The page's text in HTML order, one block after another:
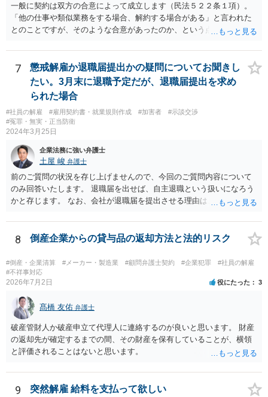
一般に契約は双方の合意によって成立します（民法５２２条１項）。
「他の仕事や類似業務をする場合、解約する場合がある」と言われた
とのことですが、そのような合意があったのか、という点を最初に確
ったのではないでしょうか。 また、フリーランスの方との取引で、
「紙の書面で契約締結を行っているのは全体の4割弱にとどまってい
る」との報告もあります（「フリーランス白書２０２０」）。「トラ
ブルが発生している取引の45.5%が口頭による契約締結であり、口約
束の横行がトラブルを生じやすくしている」とも。（同） 詳しくお話
を伺う必要がありますが、”言われた”ということで、もしかしたら書面
で契約を締結していないのかもしれません。契約書がないためにトラ
ブルが生じることは上記のとおり珍しくありません。 もし契約書がな
いようでしたら、ご自身の権利を守り義務の範囲を明確にするため、
契約書を作成することをお勧めします。 契約書の支援について、弁護
士にご相談されるのもお勧めです。
7
懲戒解雇か退職届提出かの疑問についてお聞きし
たい。3月末に退職予定だが、退職届提出を求め
られた場合
#社員の解雇 #雇用契約書・就業規則作成 #加害者
#示談交渉
#冤罪・無実・正当防衛
2024年3月25日
企業法務に強い弁護士
土屋 峻 弁護士
前のご質問の状況を存じ上げませんので、今回のご質問内容について
のみ回答いたします。 退職届を出せば、自主退職という扱いになろう
かと存じます。 なお、会社が退職届を提出させる理由は、後日解雇無
ったと体裁を整えるためであることが多いです。 ただ、実際に懲戒解
雇事由が認められそうなのであれば、穏便な形である自主退職をした
8 倒産企業からの貸与品の返却方法と法的リスク
#倒産・企業清算 #メーカー・製造業 #顧問弁護士契約 #企業犯罪
#社員の解雇
#不祥事対応
2026年7月2日 役にたった 3
髙橋 友佑 弁護士
破産管財人か破産申立て代理人に連絡するのが良いと思います。 財産
の返却先が確定するまでの間、その財産を保有していることが、横領
と評価されることはないと思います。
9 突然解雇 給料を支払って欲しい